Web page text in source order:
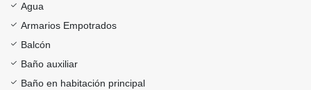
Agua
Armarios Empotrados
Balcón
Baño auxiliar
Baño en habitación principal